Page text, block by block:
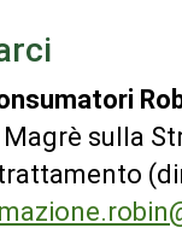
sulla